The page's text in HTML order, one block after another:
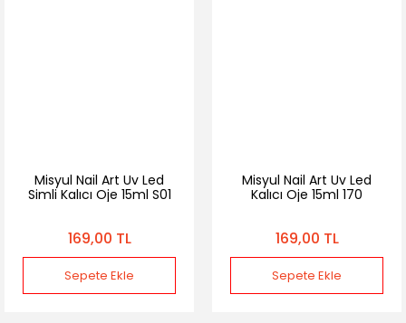
Misyul Nail Art Uv Led
Simli Kalıcı Oje 15ml S01
169,00 TL
Sepete Ekle
Misyul Nail Art Uv Led
Kalıcı Oje 15ml 170
169,00 TL
Sepete Ekle